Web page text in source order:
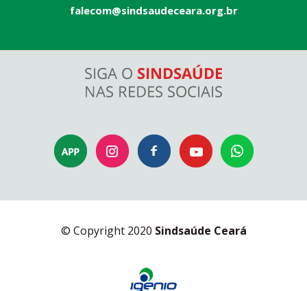
falecom@sindsaudeceara.org.br
© Copyright 2020 Sindsaúde Ceará